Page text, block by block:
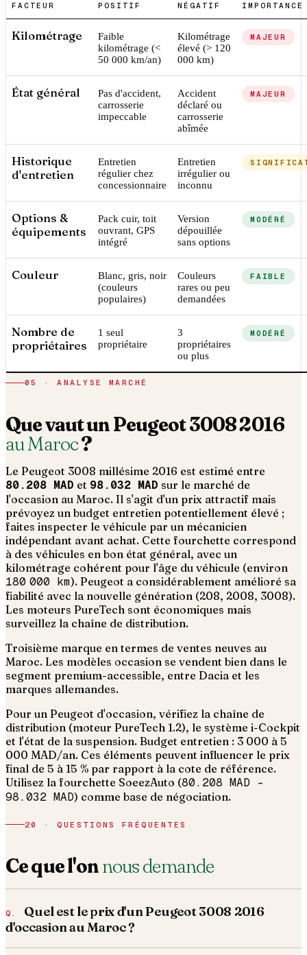
FACTEUR POSITIF NÉGATIF IMPORTANCE
Kilométrage
Faible
kilométrage (<
50 000 km/an)
Kilométrage
élevé (> 120
000 km)
MAJEUR
État général
Pas d'accident,
carrosserie
impeccable
Accident
déclaré ou
carrosserie
abîmée
MAJEUR
Historique
d'entretien
Entretien
régulier chez
concessionnaire
Entretien
irrégulier ou
inconnu
Options &
équipements
Pack cuir, toit
ouvrant, GPS
intégré
Version
dépouillée
sans options
MODÉRÉ
Couleur
Blanc, gris, noir
(couleurs
populaires)
Couleurs
rares ou peu
demandées
FAIBLE
Nombre de
propriétaires
1 seul
propriétaire
3
propriétaires
ou plus
MODÉRÉ
05 · ANALYSE MARCHÉ
Que vaut unPeugeot30082016
au Maroc?
Le Peugeot 3008 millésime 2016 est estimé entre
80.208 MAD et 98.032 MAD sur le marché de
l'occasion au Maroc. Il s'agit d'un prix attractif mais
prévoyez un budget entretien potentiellement élevé ;
faites inspecter le véhicule par un mécanicien
indépendant avant achat. Cette fourchette correspond
à des véhicules en bon état général, avec un
kilométrage cohérent pour l'âge du véhicule (environ
180 000 km). Peugeot a considérablement amélioré sa
fiabilité avec la nouvelle génération (208, 2008, 3008).
Les moteurs PureTech sont économiques mais
surveillez la chaîne de distribution.
Troisième marque en termes de ventes neuves au
Maroc. Les modèles occasion se vendent bien dans le
segment premium-accessible, entre Dacia et les
marques allemandes.
Pour un Peugeot d'occasion, vérifiez la chaîne de
distribution (moteur PureTech 1.2), le système i-Cockpit
et l'état de la suspension. Budget entretien : 3 000 à 5
000 MAD/an. Ces éléments peuvent influencer le prix
final de 5 à 15 % par rapport à la cote de référence.
Utilisez la fourchette SoeezAuto (80.208 MAD –
98.032 MAD) comme base de négociation.
20 · QUESTIONS FRÉQUENTES
Ce que l'onnous demande
Quel est le prix d'un Peugeot 3008 2016
d'occasion au Maroc ?